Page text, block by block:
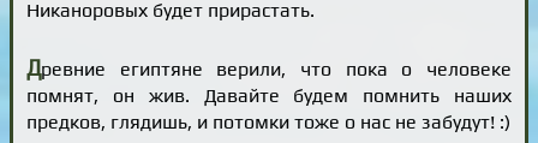
Никаноровых будет прирастать.
Древние египтяне верили, что пока о человеке
помнят, он жив. Давайте будем помнить наших
предков, глядишь, и потомки тоже о нас не забудут! :)